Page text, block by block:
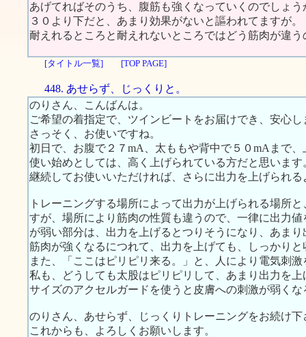
あげてればそのうち、腹筋も強くなっていくのでしょう
３０より下だと、あまり効果がないと謳われてますが。
耐えれるところと耐えれないところではどう筋肉が違う
[タイトル一覧] [TOP PAGE]
448. あせらず、じっくりと。
のりさん、こんばんは。
ご希望の着指定で、ツインビートをお届けでき、安心し
さっそく、お使いですね。
初日で、お腹で２７mA、太ももや背中で５０mAまで
使い始めとしては、高く上げられている方だと思います
継続してお使いいただければ、さらに出力を上げられ
トレーニングする場所によって出力が上げられる場所
すが、場所により筋肉の性質も違うので、一律に出力
が弱い部分は、出力を上げるとつりそうになり、あま
筋肉が強くなるにつれて、出力を上げても、しっかり
また、「ここはピリピリ来る。」と、人により電気刺
私も、どうしても太股はピリピリして、あまり出力を
サイズのアクセルガードを使うと皮膚への刺激が弱く
のりさん、あせらず、じっくりトレーニングをお続け下
これからも、よろしくお願いします。